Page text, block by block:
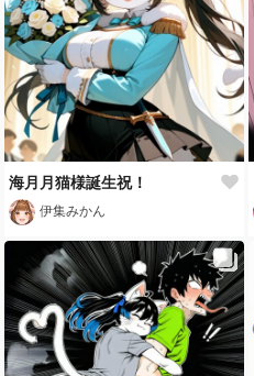
海月月猫様誕生祝！
伊集みかん